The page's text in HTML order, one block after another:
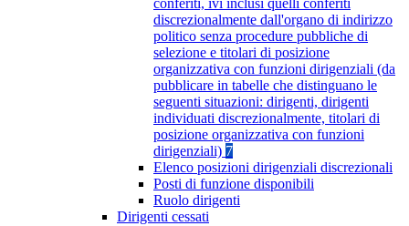
conferiti, ivi inclusi quelli conferiti
discrezionalmente dall'organo di indirizzo
politico senza procedure pubbliche di
selezione e titolari di posizione
organizzativa con funzioni dirigenziali (da
pubblicare in tabelle che distinguano le
seguenti situazioni: dirigenti, dirigenti
individuati discrezionalmente, titolari di
posizione organizzativa con funzioni
dirigenziali) 7
Elenco posizioni dirigenziali discrezionali
Posti di funzione disponibili
Ruolo dirigenti
Dirigenti cessati